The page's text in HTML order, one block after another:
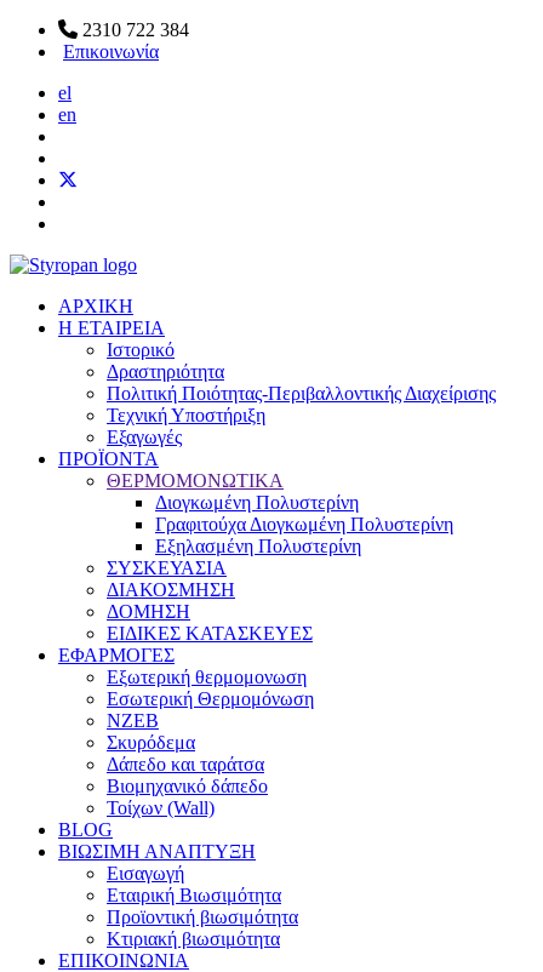
2310 722 384
Επικοινωνία
el
en
ΑΡΧΙΚΗ
Η ΕΤΑΙΡΕΙΑ
Ιστορικό
Δραστηριότητα
Πολιτική Ποιότητας-Περιβαλλοντικής Διαχείρισης
Τεχνική Υποστήριξη
Εξαγωγές
ΠΡΟΪΟΝΤΑ
ΘΕΡΜΟΜΟΝΩΤΙΚΑ
Διογκωμένη Πολυστερίνη
Γραφιτούχα Διογκωμένη Πολυστερίνη
Εξηλασμένη Πολυστερίνη
ΣΥΣΚΕΥΑΣΙΑ
ΔΙΑΚΟΣΜΗΣΗ
ΔΟΜΗΣΗ
ΕΙΔΙΚΕΣ ΚΑΤΑΣΚΕΥΕΣ
ΕΦΑΡΜΟΓΕΣ
Eξωτερική θερμομονωση
Εσωτερική Θερμομόνωση
ΝΖΕΒ
Σκυρόδεμα
Δάπεδο και ταράτσα
Βιομηχανικό δάπεδο
Τοίχων (Wall)
BLOG
ΒΙΩΣΙΜΗ ΑΝΑΠΤΥΞΗ
Εισαγωγή
Εταιρική Βιωσιμότητα
Προϊοντική βιωσιμότητα
Κτιριακή βιωσιμότητα
ΕΠΙΚΟΙΝΩΝΙΑ